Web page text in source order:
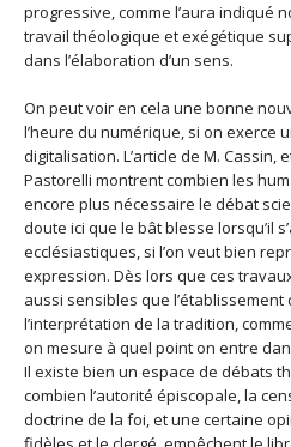
progressive, comme l’aura indiqué
travail théologique et exégétique
dans l’élaboration d’un sens.
On peut voir en cela une bonne
l’heure du numérique, si on exerce
digitalisation. L’article de M. Cassin,
Pastorelli montrent combien les
encore plus nécessaire le débat
doute ici que le bât blesse lorsqu’il
ecclésiastiques, si l’on veut bien
expression. Dès lors que ces
aussi sensibles que
l’interprétation de la tradition,
on mesure à quel point on entre
Il existe bien un espace de débats
combien l’autorité épiscopale, la
doctrine de la foi, et une certaine